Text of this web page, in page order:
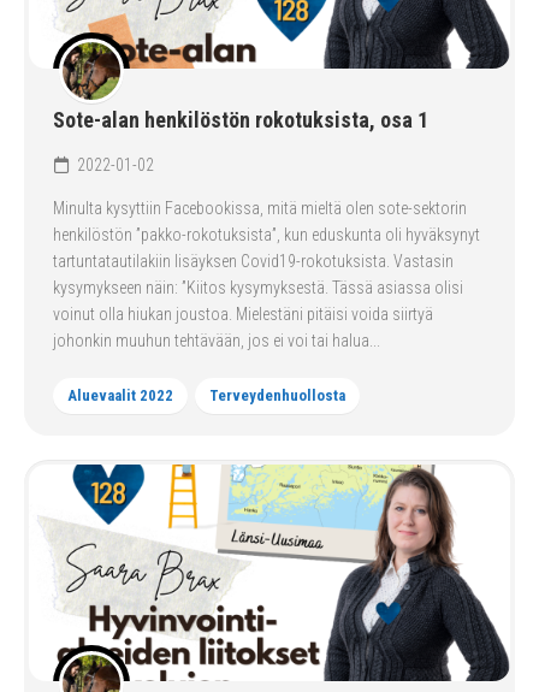
Sote-alan henkilöstön rokotuksista, osa 1
2022-01-02
Minulta kysyttiin Facebookissa, mitä mieltä olen sote-sektorin
henkilöstön ”pakko-rokotuksista”, kun eduskunta oli hyväksynyt
tartuntatautilakiin lisäyksen Covid19-rokotuksista. Vastasin
kysymykseen näin: ”Kiitos kysymyksestä. Tässä asiassa olisi
voinut olla hiukan joustoa. Mielestäni pitäisi voida siirtyä
johonkin muuhun tehtävään, jos ei voi tai halua...
Aluevaalit 2022 Terveydenhuollosta